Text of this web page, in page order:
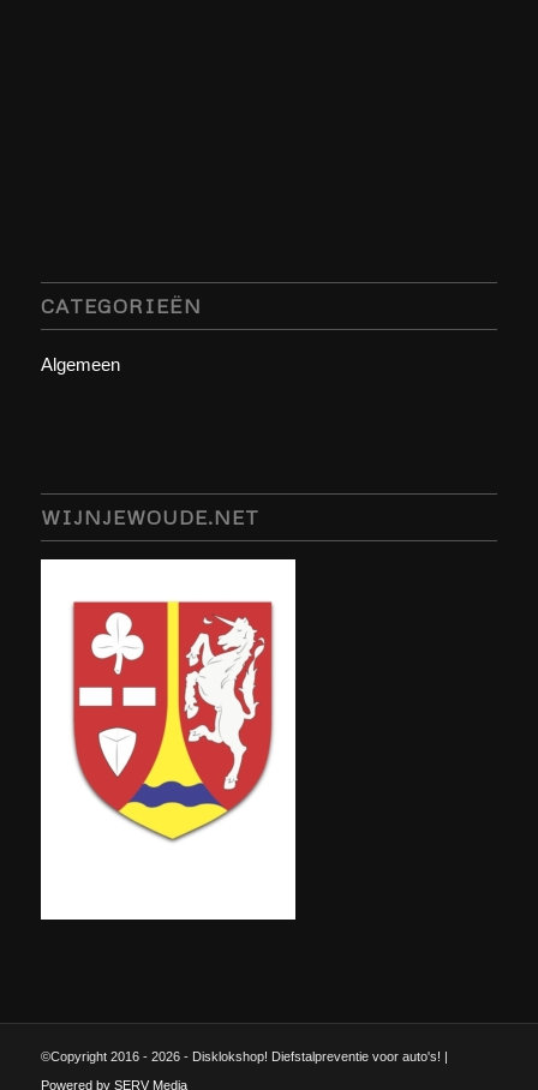
CATEGORIEËN
Algemeen
WIJNJEWOUDE.NET
©Copyright 2016 - 2026 - Disklokshop! Diefstalpreventie voor auto's! |
Powered by SERV Media